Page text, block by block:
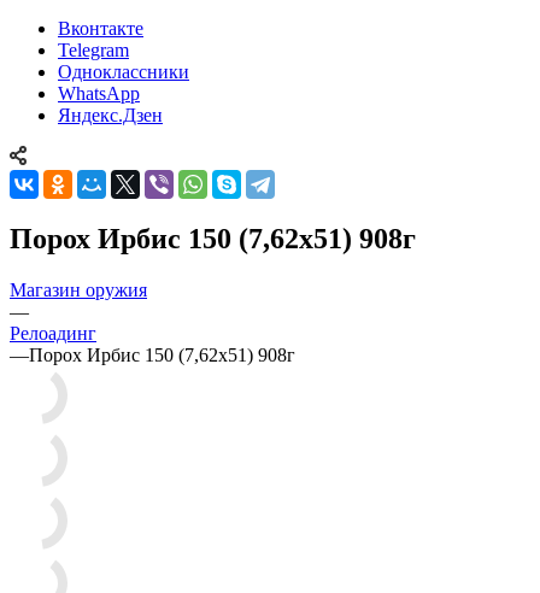
Вконтакте
Telegram
Одноклассники
WhatsApp
Яндекс.Дзен
Порох Ирбис 150 (7,62х51) 908г
Магазин оружия
—
Релоадинг
—Порох Ирбис 150 (7,62х51) 908г